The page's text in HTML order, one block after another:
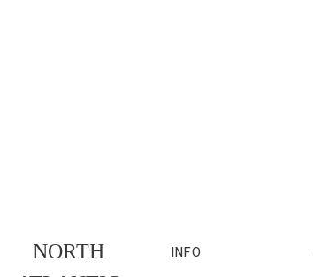
NORTH
INFO